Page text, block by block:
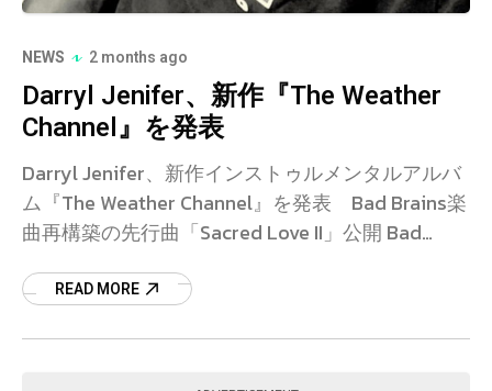
NEWS 2 months ago
Darryl Jenifer、新作『The Weather
Channel』を発表
Darryl Jenifer、新作インストゥルメンタルアルバ
ム『The Weather Channel』を発表 Bad Brains楽
曲再構築の先行曲「Sacred Love II」公開 Bad
READ MORE